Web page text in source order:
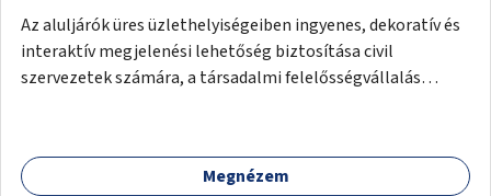
Az aluljárók üres üzlethelyiségeiben ingyenes, dekoratív és
interaktív megjelenési lehetőség biztosítása civil
szervezetek számára, a társadalmi felelősségvállalás
például rajzokkal, kérdésekkel, üzenetküldési lehetőséggel
vagy akciónapokkal – bérleti és közüzemi díjak nélkül, a
Megnézem